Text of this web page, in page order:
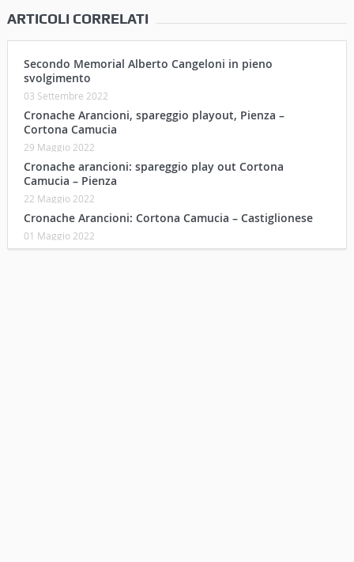
ARTICOLI CORRELATI
Secondo Memorial Alberto Cangeloni in pieno
svolgimento
03 Settembre 2022
Cronache Arancioni, spareggio playout, Pienza –
Cortona Camucia
29 Maggio 2022
Cronache arancioni: spareggio play out Cortona
Camucia – Pienza
22 Maggio 2022
Cronache Arancioni: Cortona Camucia – Castiglionese
01 Maggio 2022